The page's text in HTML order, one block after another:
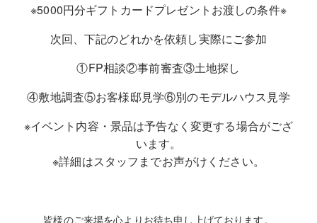
※5000円分ギフトカードプレゼントお渡しの条件※
次回、下記のどれかを依頼し実際にご参加
①FP相談②事前審査③土地探し
④敷地調査⑤お客様邸見学⑥別のモデルハウス見学
※イベント内容・景品は予告なく変更する場合がござ
います。
※詳細はスタッフまでお声がけください。
皆様のご来場を心よりお待ち申し上げております。